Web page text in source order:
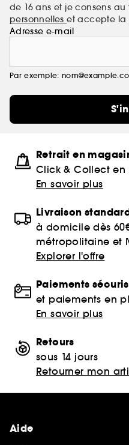
de 16 ans et je consens
personnelleset accepte la
Adresse e-mail
Par exemple:
Retrait en
Click & Collect en
En savoir plus
Livraison
à domicile dès
métropolitaine et
Explorer l'offre
Paiements
et paiements en
En savoir plus
Retours
sous 14 jours
Retourner mon
Aide